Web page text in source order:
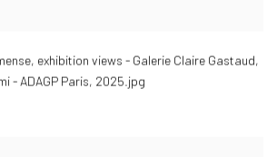
, exhibition views - Galerie Claire Gastaud,
- ADAGP Paris, 2025.jpg